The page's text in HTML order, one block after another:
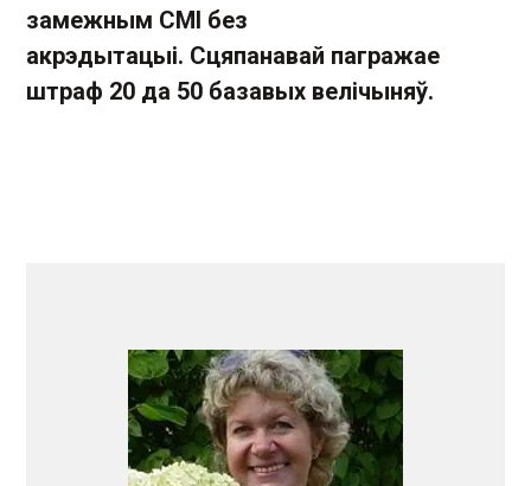
замежным СМІ без
акрэдытацыі. Сцяпанавай пагражае
штраф 20 да 50 базавых велічыняў.